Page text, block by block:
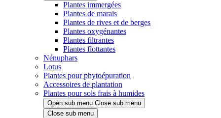
Plantes immergées
Plantes de marais
Plantes de rives et de berges
Plantes oxygénantes
Plantes filtrantes
Plantes flottantes
Nénuphars
Lotus
Plantes pour phytoépuration
Accessoires de plantation
Plantes pour sols frais à humides
Open sub menu Close sub menu
Close sub menu